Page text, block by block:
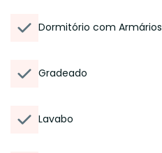
Dormitório com Armários
Gradeado
Lavabo